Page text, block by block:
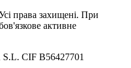
права захищені. При
активне
CIF B56427701